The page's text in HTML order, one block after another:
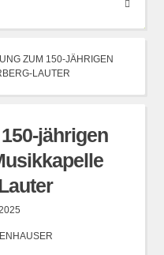
ZUM 150-JÄHRIGEN
LAUTER
jährigen